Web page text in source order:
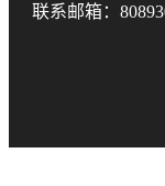
联系邮箱：